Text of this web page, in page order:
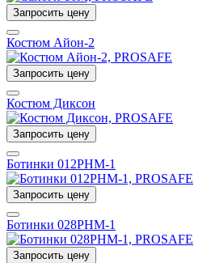
Запросить цену
Костюм Айон-2
Запросить цену
Костюм Диксон
Запросить цену
Ботинки 012РНМ-1
Запросить цену
Ботинки 028РНМ-1
Запросить цену